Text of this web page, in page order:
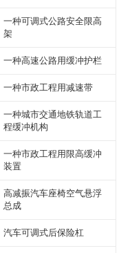
一种可调式公路安全限高
架
一种高速公路用缓冲护栏
一种市政工程用减速带
一种城市交通地铁轨道工
程缓冲机构
一种市政工程用限高缓冲
装置
高减振汽车座椅空气悬浮
总成
汽车可调式后保险杠